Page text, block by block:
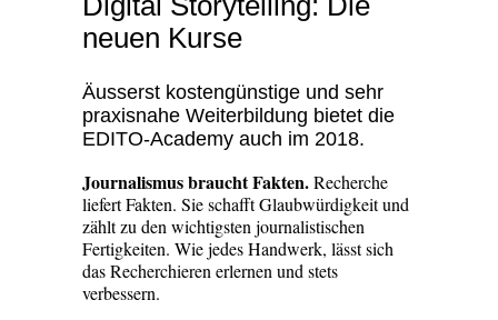
neuen Kurse
Äusserst kostengünstige und sehr
praxisnahe Weiterbildung bietet die
EDITO-Academy auch im 2018.
Journalismus braucht Fakten.Recherche
liefert Fakten. Sie schafft Glaubwürdigkeit und
zählt zu den wichtigsten journalistischen
Fertigkeiten. Wie jedes Handwerk, lässt sich
das Recherchieren erlernen und stets
verbessern.